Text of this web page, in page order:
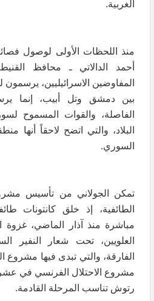
الغربية.
منذ اللحظات الأولى لوصول
أحمد الدالاتي ـ محافظ
المفاوضين الاسرائيليين،
بين دمشق وتل أبيب، إنما
الفاصلة، والقوات المسموح
البلاد، والتي اتضح لاحقاً
السوري.
تمكن الجولاني من تأسيس
الطائفية، إذ خلق كانتونات
مباشرة منذ آذار الماضي، غزوة
العلويين، تحت شعار النفير
الفارقة، والتي تبدى فيها مشروع
مشروع الاحتلال الفرنسي في
رتوش تناسب المرحلة القادمة.